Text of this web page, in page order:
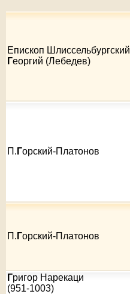
Епископ Шлиссельбургский
Георгий (Лебедев)
П. Горский-Платонов
П. Горский-Платонов
Григор Нарекаци
(951-1003)